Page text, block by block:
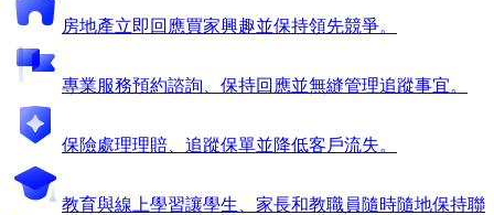
房地產立即回應買家興趣並保持領先競爭。
專業服務預約諮詢、保持回應並無縫管理追蹤事宜。
保險處理理賠、追蹤保單並降低客戶流失。
教育與線上學習讓學生、家長和教職員隨時隨地保持聯